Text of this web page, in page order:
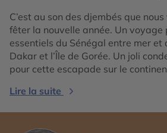
C’est au son des djembés que
fêter la nouvelle année. Un voyage
essentiels du Sénégal entre mer et
Dakar et l’Île de Gorée. Un joli
pour cette escapade sur le
Lire la suite